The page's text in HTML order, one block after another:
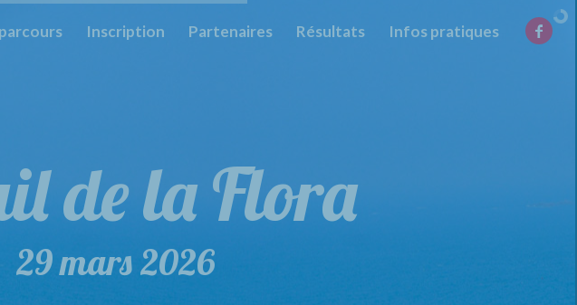
Inscription Partenaires Résultats Infos pratiques
de la Flora
29 mars 2026
Trail de la Flora
29 mars 2026